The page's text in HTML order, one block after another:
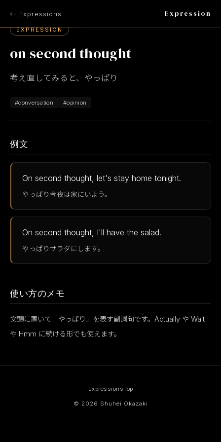
← Expressions Expression
EXPRESSION
on second thought
考え直してみると、やっぱり
#conversation #opinion
例文
On second thought, let's stay home tonight.
やっぱり今夜は家にいよう。
On second thought, I'll have the salad.
やっぱりサラダにします。
使い方のメモ
文頭に置いて「やっぱり」を表す副詞句です。Actually や Wait
や Hmm に続ける形でも使えます。
ExpressionsTop
© 2026 Shuhei Okazaki